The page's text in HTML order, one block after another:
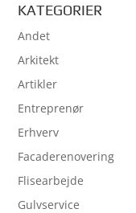
KATEGORIER
Andet
Arkitekt
Artikler
Entreprenør
Erhverv
Facaderenovering
Flisearbejde
Gulvservice